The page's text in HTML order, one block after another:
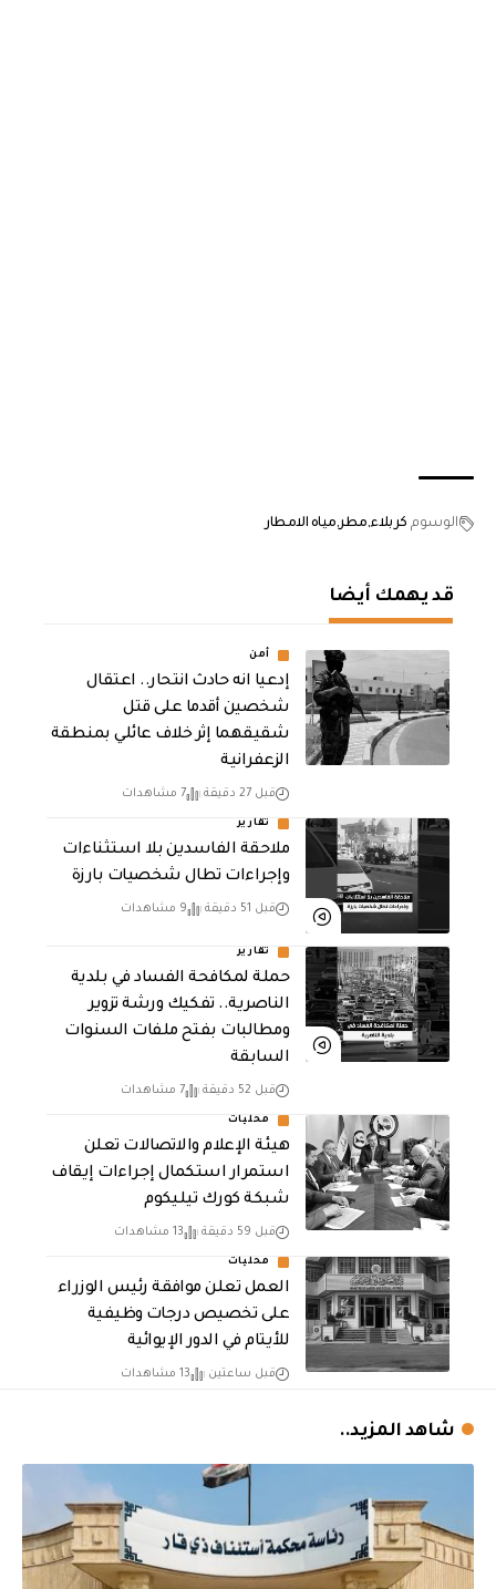
الوسوم كربلاء مطر مياه الامطار
قد يهمك أيضا
أمن
إدعيا انه حادث انتحار.. اعتقال
شخصين أقدما على قتل
شقيقهما إثر خلاف عائلي بمنطقة
الزعفرانية
قبل 27 دقيقة 7 مشاهدات
تقارير
ملاحقة الفاسدين بلا استثناءات
وإجراءات تطال شخصيات بارزة
قبل 51 دقيقة 9 مشاهدات
تقارير
حملة لمكافحة الفساد في بلدية
الناصرية.. تفكيك ورشة تزوير
ومطالبات بفتح ملفات السنوات
السابقة
قبل 52 دقيقة 7 مشاهدات
محليات
هيئة الإعلام والاتصالات تعلن
استمرار استكمال إجراءات إيقاف
شبكة كورك تيليكوم
قبل 59 دقيقة 13 مشاهدات
محليات
العمل تعلن موافقة رئيس الوزراء
على تخصيص درجات وظيفية
للأيتام في الدور الإيوائية
قبل ساعتين 13 مشاهدات
شاهد المزيد..